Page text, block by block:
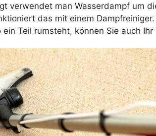
verwendet man Wasserdampf um
das mit einem
ein Teil rumsteht, können Sie auch